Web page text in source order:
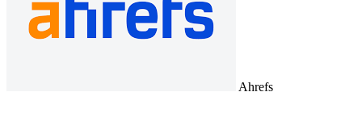
Ahrefs